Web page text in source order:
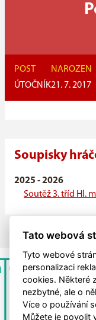
POST
ÚTOČNÍK
NAROZEN
21. 7. 2017
Soupisky
2025 - 2026
Soutěž 3. tříd Hl.
Tato webová
Tyto webové
personalizaci
cookies. Některé
nezbytné, ale o
Více o používání
Můžete je povolit